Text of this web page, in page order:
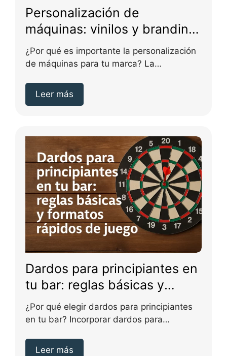
Personalización de
máquinas: vinilos y branding
para reforzar tu marca
¿Por qué es importante la personalización
de máquinas para tu marca? La
Leer más
Dardos para principiantes en
tu bar: reglas básicas y
formatos rápidos de juego
¿Por qué elegir dardos para principiantes
en tu bar? Incorporar dardos para
Leer más